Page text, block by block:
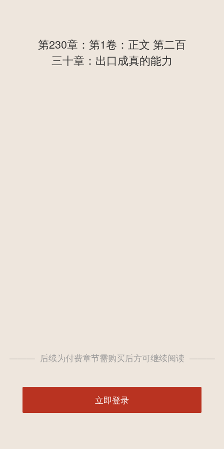
第230章：第1卷：正文 第二百
三十章：出口成真的能力
——— 后续为付费章节需购买后方可继续阅读 ———
立即登录